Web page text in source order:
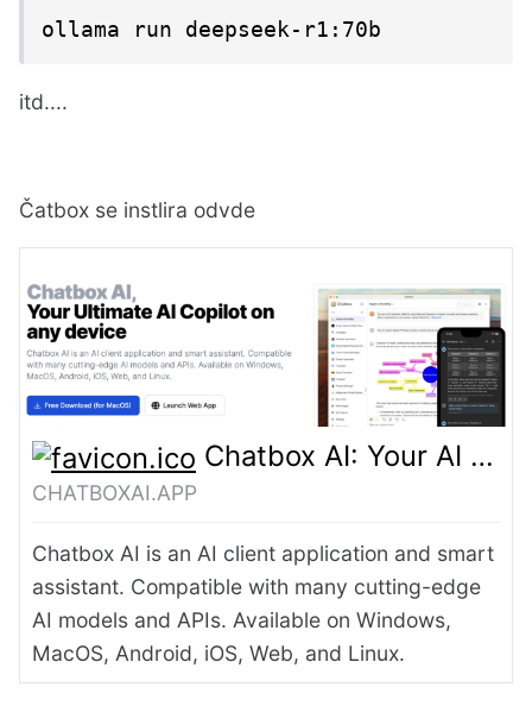
ollama run deepseek-r1:70b
itd....
Čatbox se instlira odvde
Chatbox AI: Your AI Copilot, Best AI Client on any device, Free Download
CHATBOXAI.APP
Chatbox AI is an AI client application and smart
assistant. Compatible with many cutting-edge
AI models and APIs. Available on Windows,
MacOS, Android, iOS, Web, and Linux.